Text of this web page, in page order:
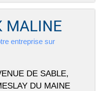
MALINE
entreprise sur
DE SABLE,
DU MAINE